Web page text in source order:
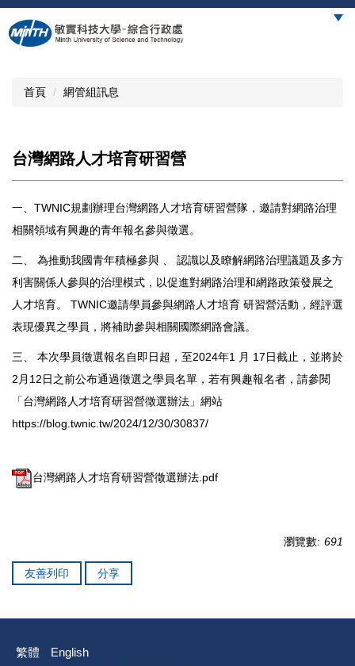
跳
到
主
首頁 網管組訊息
台灣網路人才培育研習營
一、TWNIC規劃辦理台灣網路人才培育研習營隊，邀請對網路治理
相關領域有興趣的青年報名參與徵選。
二、 為推動我國青年積極參與 、 認識以及瞭解網路治理議題及多方
利害關係人參與的治理模式，以促進對網路治理和網路政策發展之
人才培育。 TWNIC邀請學員參與網路人才培育 研習營活動，經評選
表現優異之學員，將補助參與相關國際網路會議。
三、 本次學員徵選報名自即日超，至2024年1 月 17日截止，並將於
2月12日之前公布通過徵選之學員名單，若有興趣報名者，請參閱
「台灣網路人才培育研習營徵選辦法」網站
https://blog.twnic.tw/2024/12/30/30837/
台灣網路人才培育研習營徵選辦法.pdf
瀏覽數: 691
友善列印 分享
繁體
English